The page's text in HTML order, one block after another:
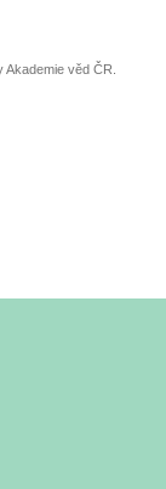
věd ČR.